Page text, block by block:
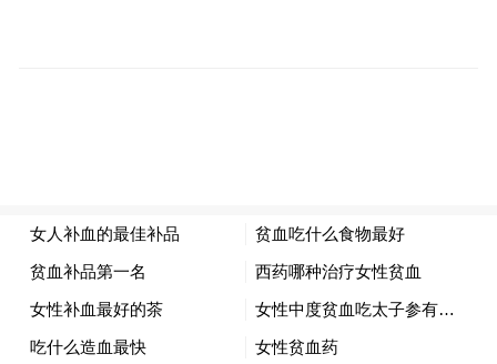
萍倍感温暖，她紧紧握住志愿者的双手，眼
底满是感动与信赖，质朴的反应，正是“军魂
护苗”温情帮扶最动人的答卷。